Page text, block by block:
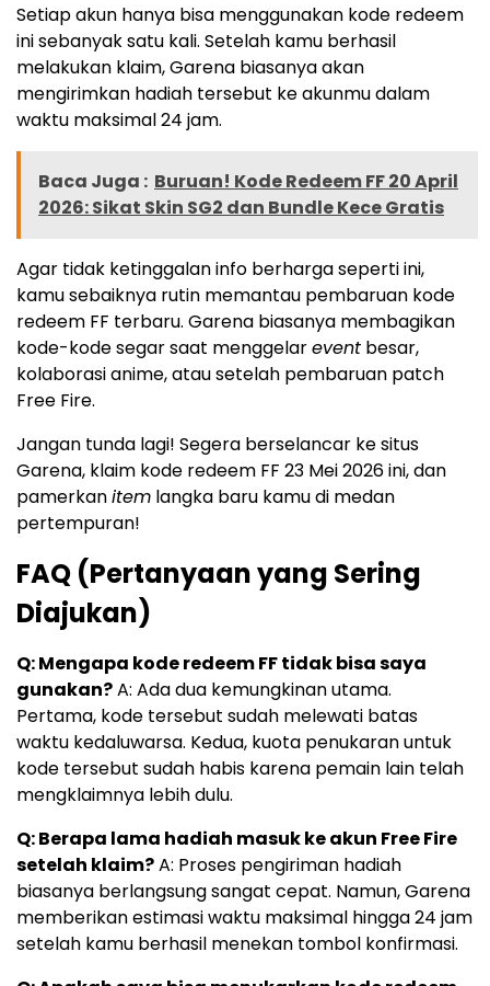
Setiap akun hanya bisa menggunakan kode redeem
ini sebanyak satu kali. Setelah kamu berhasil
melakukan klaim, Garena biasanya akan
mengirimkan hadiah tersebut ke akunmu dalam
waktu maksimal 24 jam.
Baca Juga : Buruan! Kode Redeem FF 20 April
2026: Sikat Skin SG2 dan Bundle Kece Gratis
Agar tidak ketinggalan info berharga seperti ini,
kamu sebaiknya rutin memantau pembaruan kode
redeem FF terbaru. Garena biasanya membagikan
kode-kode segar saat menggelarevent besar,
kolaborasi anime, atau setelah pembaruan patch
Free Fire.
Jangan tunda lagi! Segera berselancar ke situs
Garena, klaim kode redeem FF 23 Mei 2026 ini, dan
pamerkanitem langka baru kamu di medan
pertempuran!
FAQ (Pertanyaan yang Sering
Diajukan)
Q: Mengapa kode redeem FF tidak bisa saya
gunakan?A: Ada dua kemungkinan utama.
Pertama, kode tersebut sudah melewati batas
waktu kedaluwarsa. Kedua, kuota penukaran untuk
kode tersebut sudah habis karena pemain lain telah
mengklaimnya lebih dulu.
Q: Berapa lama hadiah masuk ke akun Free Fire
setelah klaim?A: Proses pengiriman hadiah
biasanya berlangsung sangat cepat. Namun, Garena
memberikan estimasi waktu maksimal hingga 24 jam
setelah kamu berhasil menekan tombol konfirmasi.